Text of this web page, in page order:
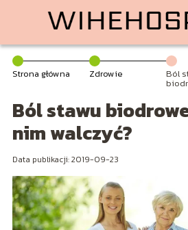
Strona główna Zdrowie Ból
Ból stawu
nim walczyć?
Data publikacji: 2019-09-23